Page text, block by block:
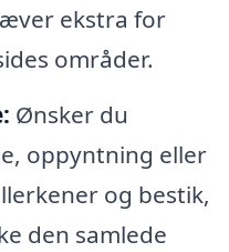
ekstra for
områder.
Ønsker du
oppyntning eller
og bestik,
den samlede